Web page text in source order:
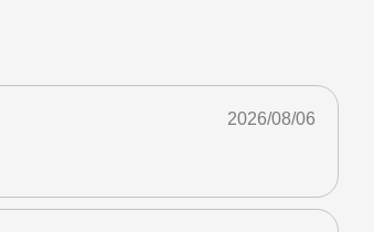
2026/08/06